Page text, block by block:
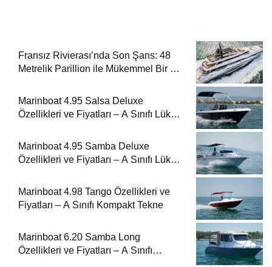
Fransız Rivierası’nda Son Şans: 48
Metrelik Parillion ile Mükemmel Bir Yat
Marinboat 4.95 Salsa Deluxe
Özellikleri ve Fiyatları – A Sınıfı Lüks
Marinboat 4.95 Samba Deluxe
Özellikleri ve Fiyatları – A Sınıfı Lüks
Marinboat 4.98 Tango Özellikleri ve
Fiyatları – A Sınıfı Kompakt Tekne
Marinboat 6.20 Samba Long
Özellikleri ve Fiyatları – A Sınıfı